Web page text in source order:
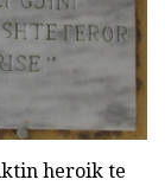
heroik te